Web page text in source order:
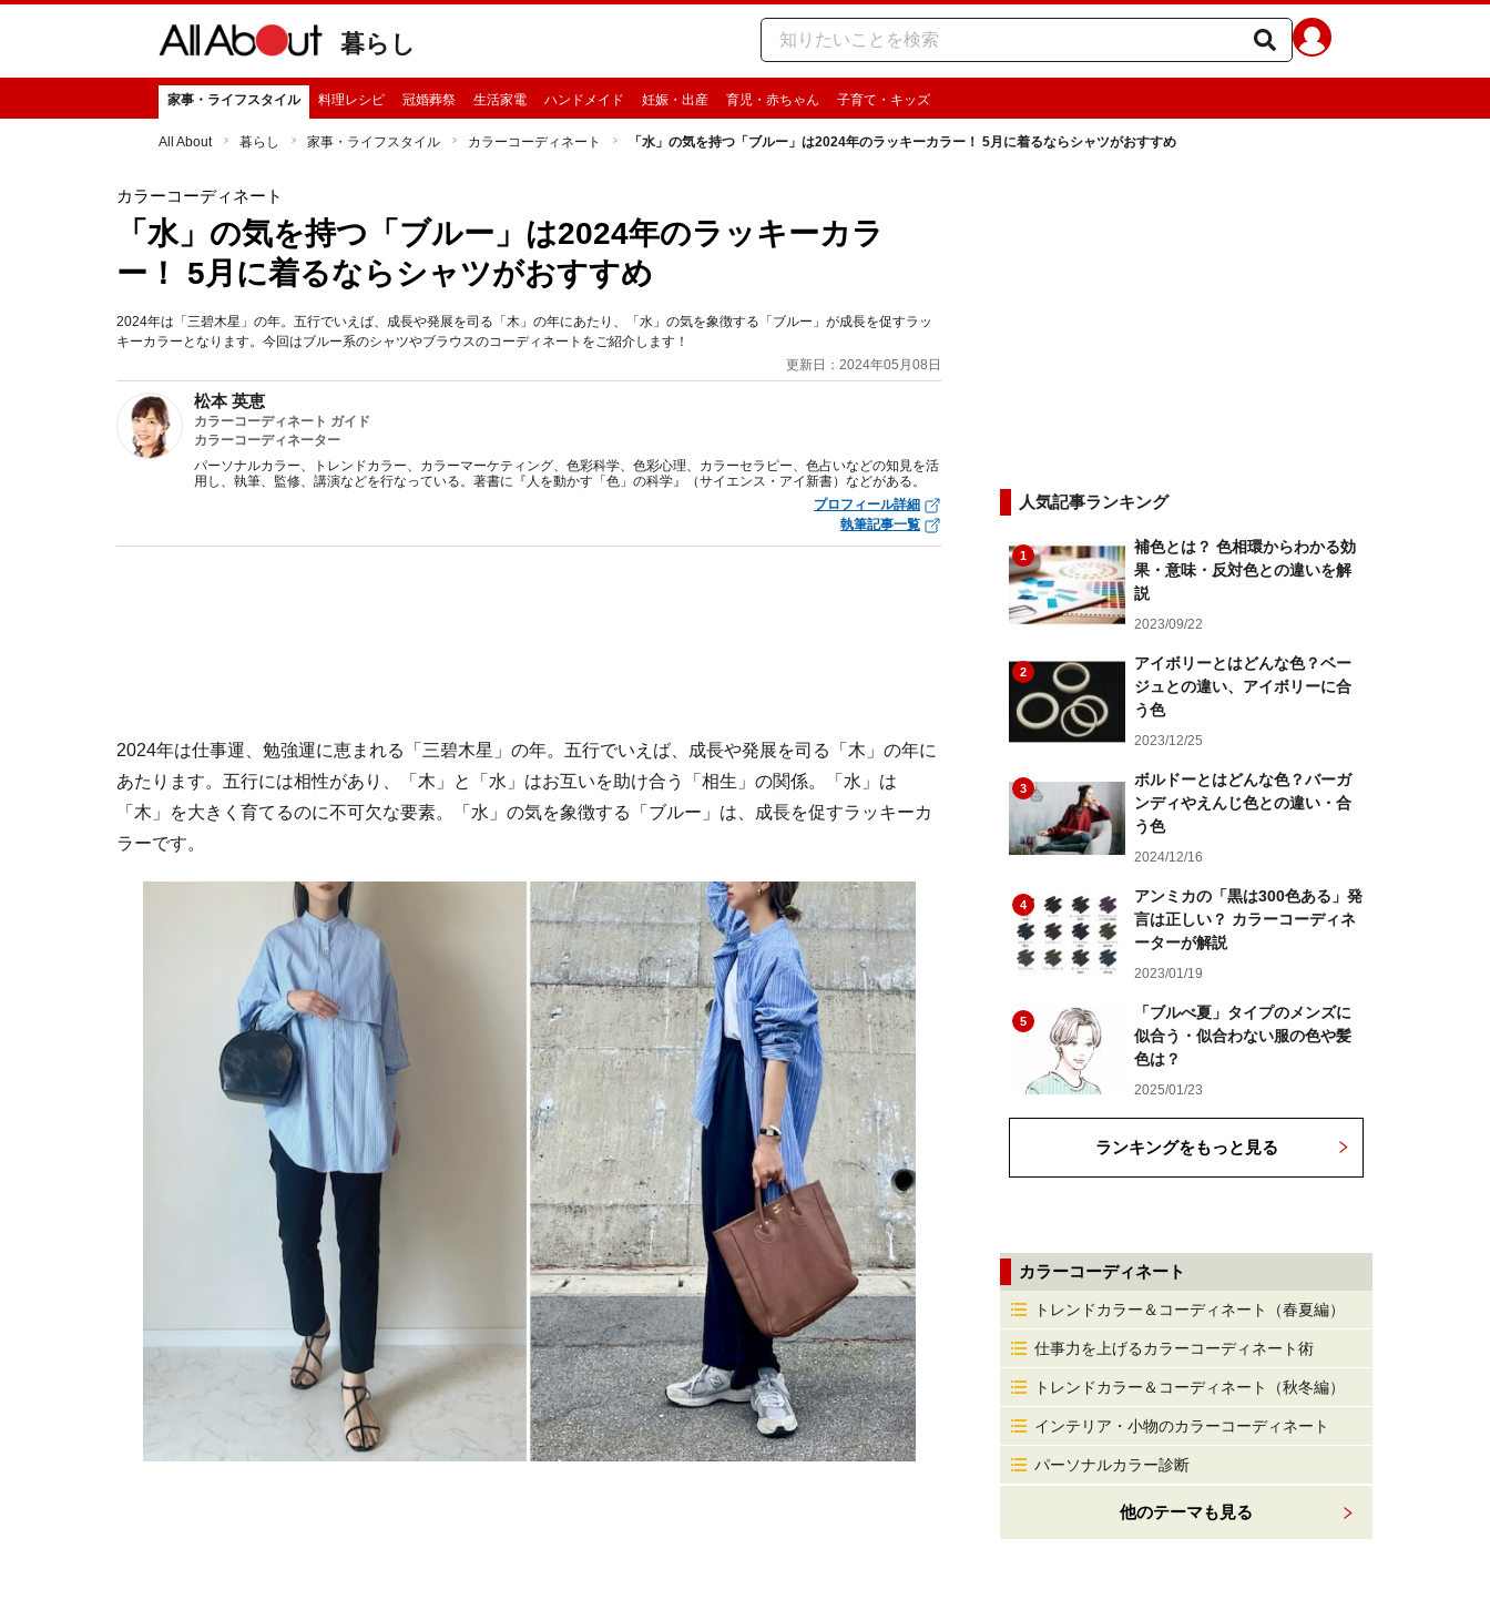
暮らし
家事・ライフスタイル 料理レシピ 冠婚葬祭 生活家電 ハンドメイド 妊娠・出産 育児・赤ちゃん 子育て・キッズ
All About 暮らし 家事・ライフスタイル カラーコーディネート 「水」の気を持つ「ブルー」は2024年のラッキーカラー！ 5月に着るならシャツがおすすめ
カラーコーディネート
「水」の気を持つ「ブルー」は2024年のラッキーカラ
ー！ 5月に着るならシャツがおすすめ
2024年は「三碧木星」の年。五行でいえば、成長や発展を司る「木」の年にあたり、「水」の気を象徴する「ブルー」が成長を促すラッ
キーカラーとなります。今回はブルー系のシャツやブラウスのコーディネートをご紹介します！
更新日：2024年05月08日
松本 英恵
カラーコーディネート ガイド
カラーコーディネーター
パーソナルカラー、トレンドカラー、カラーマーケティング、色彩科学、色彩心理、カラーセラピー、色占いなどの知見を活
用し、執筆、監修、講演などを行なっている。著書に『人を動かす「色」の科学』（サイエンス・アイ新書）などがある。
プロフィール詳細
執筆記事一覧
2024年は仕事運、勉強運に恵まれる「三碧木星」の年。五行でいえば、成長や発展を司る「木」の年に
あたります。五行には相性があり、「木」と「水」はお互いを助け合う「相生」の関係。「水」は
「木」を大きく育てるのに不可欠な要素。「水」の気を象徴する「ブルー」は、成長を促すラッキーカ
ラーです。
人気記事ランキング
1
補色とは？ 色相環からわかる効
果・意味・反対色との違いを解
説
2023/09/22
2
アイボリーとはどんな色？ベー
ジュとの違い、アイボリーに合
う色
2023/12/25
3
ボルドーとはどんな色？バーガ
ンディやえんじ色との違い・合
う色
2024/12/16
4
アンミカの「黒は300色ある」発
言は正しい？ カラーコーディネ
ーターが解説
2023/01/19
5
「ブルべ夏」タイプのメンズに
似合う・似合わない服の色や髪
色は？
2025/01/23
ランキングをもっと見る
カラーコーディネート
トレンドカラー＆コーディネート（春夏編）
仕事力を上げるカラーコーディネート術
トレンドカラー＆コーディネート（秋冬編）
インテリア・小物のカラーコーディネート
パーソナルカラー診断
他のテーマも見る